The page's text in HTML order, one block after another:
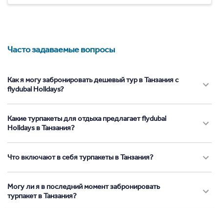
Часто задаваемые вопросы
Как я могу забронировать дешевый тур в Танзания с
flydubai Holidays?
Какие турпакеты для отдыха предлагает flydubai
Holidays в Танзания?
Что включают в себя турпакеты в Танзания?
Могу ли я в последний момент забронировать
турпакет в Танзания?